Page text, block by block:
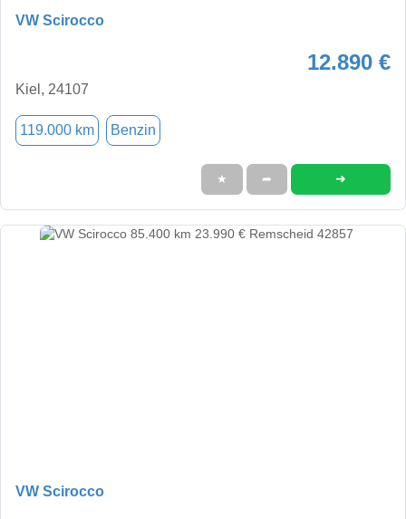
VW Scirocco
12.890 €
Kiel, 24107
119.000 km Benzin
★ ➦ ➜
VW Scirocco